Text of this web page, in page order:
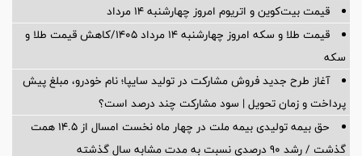
قیمت بیت‌کوین و اتریوم امروز چهارشنبه ۱۴ مرداد
قیمت طلا و سکه امروز چهارشنبه ۱۴ مرداد ۱۴۰۵/کاهش قیمت طلا و
سکه
آغاز طرح جدید فروش مشارکت در تولید سایپا؛ نام خودرو، مبلغ پیش
پرداخت و زمان تحویل | سود مشارکت چند درصد است؟
حق بیمه تولیدی بیمه ملت در چهار ماه نخست امسال از 14.5 همت
گذشت / رشد 90 درصدی نسبت به مدت مشابه سال گذشته